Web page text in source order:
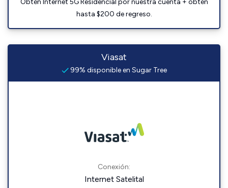
Obtén Internet 5G Residencial por nuestra cuenta + obtén
hasta $200 de regreso.
Viasat
99% disponible en Sugar Tree
Conexión:
Internet Satelital